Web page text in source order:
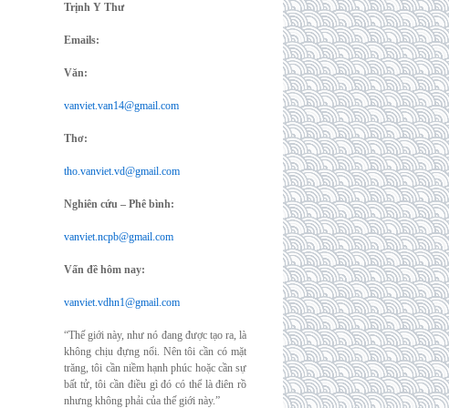
Trịnh Y Thư
Emails:
Văn:
vanviet.van14@gmail.com
Thơ:
tho.vanviet.vd@gmail.com
Nghiên cứu – Phê bình:
vanviet.ncpb@gmail.com
Vấn đề hôm nay:
vanviet.vdhn1@gmail.com
“Thế giới này, như nó đang được tạo ra, là
không chịu đựng nổi. Nên tôi cần có mặt
trăng, tôi cần niềm hạnh phúc hoặc cần sự
bất tử, tôi cần điều gì đó có thể là điên rồ
nhưng không phải của thế giới này.”